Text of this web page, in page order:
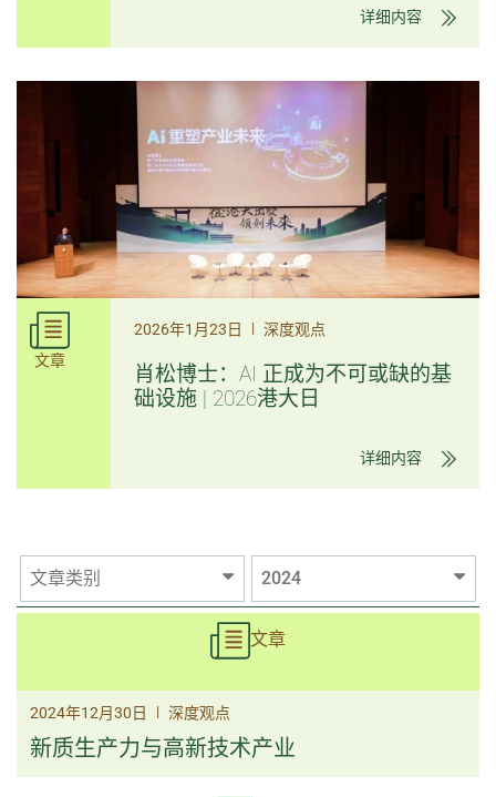
详细内容
文章
2026年1月23日 | 深度观点
肖松博士：AI 正成为不可或缺的基
础设施 | 2026港大日
详细内容
文章类别 2024
文章
2024年12月30日 | 深度观点
新质生产力与高新技术产业